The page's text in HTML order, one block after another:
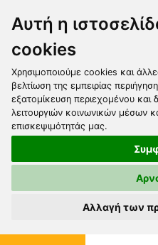
Αυτή η
cookies
Χρησιμοποιούμε cookies και
βελτίωση της εμπειρίας
εξατομίκευση περιεχομένου και
λειτουργιών κοινωνικών μέσων
επισκεψιμότητάς μας.
Αλλαγή των